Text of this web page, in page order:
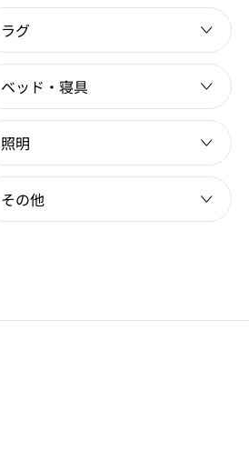
ラグ
ベッド・寝具
照明
その他